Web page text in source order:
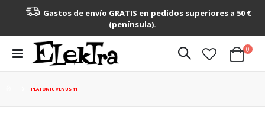
Gastos de envío GRATIS en pedidos superiores a 50 €
(península).
Toggle
Nav
Cart
0
PLATONIC VENUS 11